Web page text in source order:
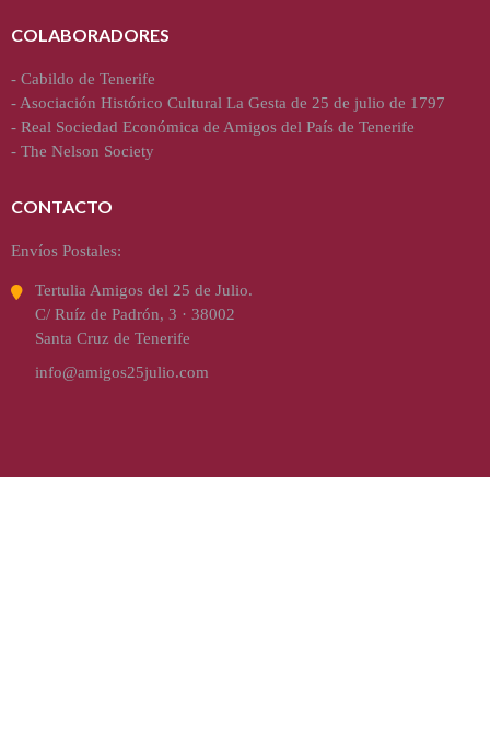
COLABORADORES
- Cabildo de Tenerife
- Asociación Histórico Cultural La Gesta de 25 de julio de 1797
- Real Sociedad Económica de Amigos del País de Tenerife
- The Nelson Society
CONTACTO
Envíos Postales:
Tertulia Amigos del 25 de Julio.
C/ Ruíz de Padrón, 3 · 38002
Santa Cruz de Tenerife
info@amigos25julio.com